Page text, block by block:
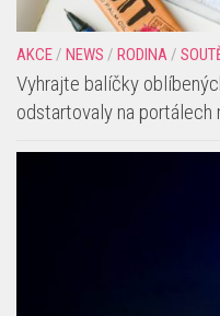
AKCE/ NEWS / RODINA/
Vyhrajte balíčky
odstartovaly na portálech